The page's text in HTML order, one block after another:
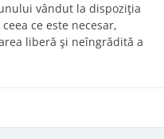
vândut la dispoziţia
ce este necesar,
liberă şi neîngrădită a